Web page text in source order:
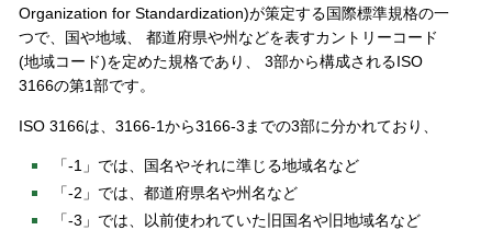
Organization for Standardization)が策定する国際標準規格の一
つで、国や地域、 都道府県や州などを表すカントリーコード
(地域コード)を定めた規格であり、 3部から構成されるISO
3166の第1部です。
ISO 3166は、3166-1から3166-3までの3部に分かれており、
「-1」では、国名やそれに準じる地域名など
「-2」では、都道府県名や州名など
「-3」では、以前使われていた旧国名や旧地域名など